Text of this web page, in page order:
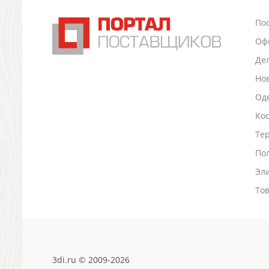
Промо
Антистрессы
Визитницы настольные
3di.ru © 2009-2026